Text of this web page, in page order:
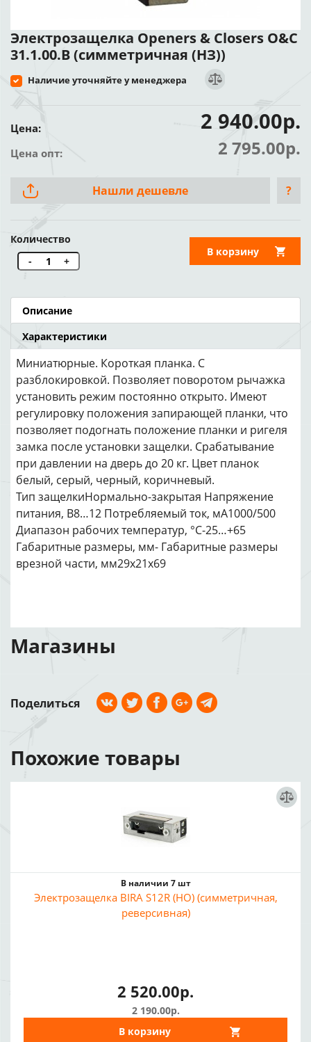
Электрозащелка Openers & Closers O&C
31.1.00.B (симметричная (НЗ))
Наличие уточняйте у менеджера
Цена: 2 940.00р.
Цена опт: 2 795.00р.
Нашли дешевле ?
Количество
-
+
В корзину
Описание
Характеристики
Миниатюрные. Короткая планка. С
разблокировкой. Позволяет поворотом рычажка
установить режим постоянно открыто. Имеют
регулировку положения запирающей планки, что
позволяет подогнать положение планки и ригеля
замка после установки защелки. Срабатывание
при давлении на дверь до 20 кг. Цвет планок
белый, серый, черный, коричневый.
Тип защелкиНормально-закрытая Напряжение
питания, В8…12 Потребляемый ток, мА1000/500
Диапазон рабочих температур, °С-25…+65
Габаритные размеры, мм- Габаритные размеры
врезной части, мм29х21х69
Магазины
Поделиться
Похожие товары
В наличии 7 шт
Электрозащелка BIRA S12R (НО) (симметричная,
реверсивная)
2 520.00р.
2 190.00р.
В корзину